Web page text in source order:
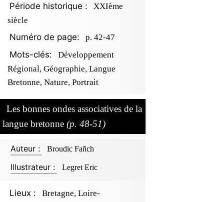
Période historique :
XXIème
siècle
Numéro de page: p. 42-47
Mots-clés:
Développement
Régional, Géographie, Langue
Bretonne, Nature, Portrait
Les bonnes ondes associatives de la
langue bretonne (p. 48-51)
Auteur : Broudic Fañch
Illustrateur : Legret Eric
Lieux : Bretagne, Loire-